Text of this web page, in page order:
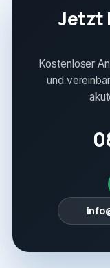
Jetzt
Kostenloser
und